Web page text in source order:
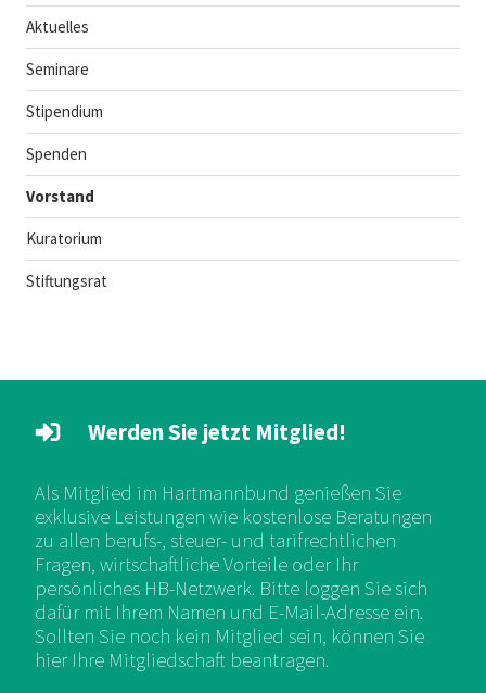
Aktuelles
Seminare
Stipendium
Spenden
Vorstand
Kuratorium
Stiftungsrat
Werden Sie jetzt Mitglied!
Als Mitglied im Hartmannbund genießen Sie
exklusive Leistungen wie kostenlose Beratungen
zu allen berufs-, steuer- und tarifrechtlichen
Fragen, wirtschaftliche Vorteile oder Ihr
persönliches HB-Netzwerk. Bitte loggen Sie sich
dafür mit Ihrem Namen und E-Mail-Adresse ein.
Sollten Sie noch kein Mitglied sein, können Sie
hier Ihre Mitgliedschaft beantragen.